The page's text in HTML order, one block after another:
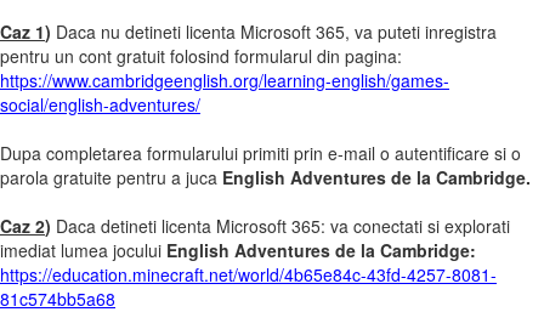
Caz 1) Daca nu detineti licenta Microsoft 365, va puteti inregistra
pentru un cont gratuit folosind formularul din pagina:
https://www.cambridgeenglish.org/learning-english/games-
social/english-adventures/
Dupa completarea formularului primiti prin e-mail o autentificare si o
parola gratuite pentru a juca English Adventures de la Cambridge.
Caz 2) Daca detineti licenta Microsoft 365: va conectati si explorati
imediat lumea jocului English Adventures de la Cambridge:
https://education.minecraft.net/world/4b65e84c-43fd-4257-8081-
81c574bb5a68